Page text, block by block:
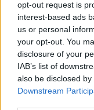
opt-out request is
interest-based ads
us or personal
your opt-out. You
disclosure of your
IAB’s list of
also be disclosed
Downstream